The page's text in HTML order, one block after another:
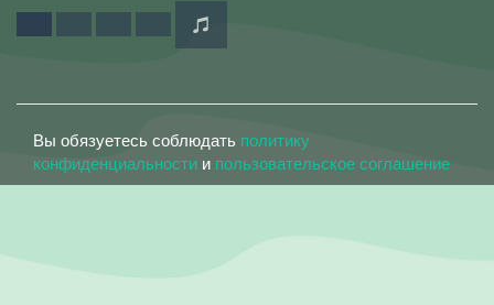
Вы обязуетесь соблюдать политику
конфиденциальности и пользовательское соглашение